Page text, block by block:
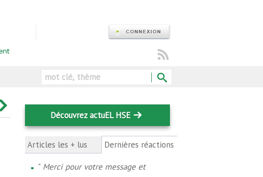
Rechercher
Découvrez actuEL HSE
Articles les + lus Dernières réactions
" Merci pour votre message et